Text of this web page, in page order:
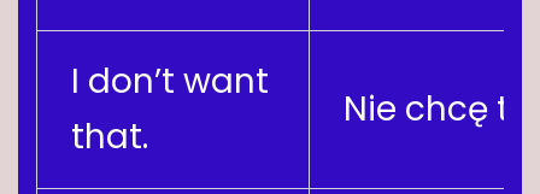
I don’t want
that.
Nie chcę